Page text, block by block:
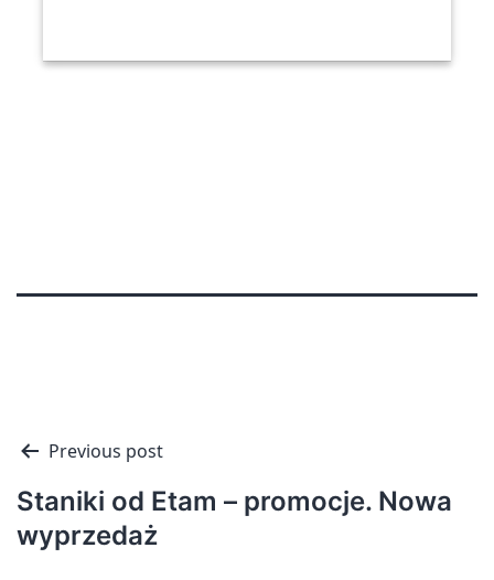
Nawigacja
wpisu
Previous post
Staniki od Etam – promocje. Nowa
wyprzedaż